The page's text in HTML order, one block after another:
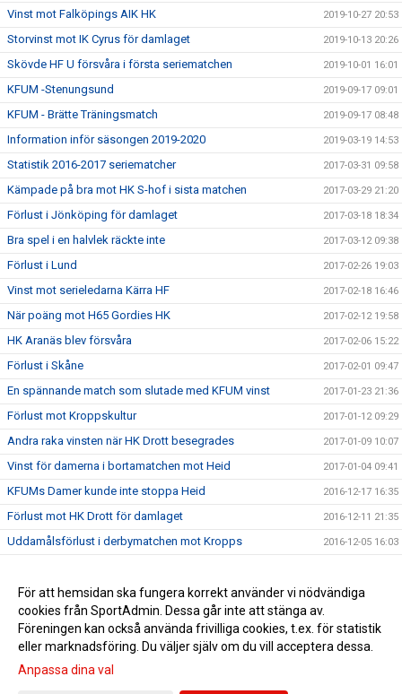
Vinst mot Falköpings AIK HK 2019-10-27 20:53
Storvinst mot IK Cyrus för damlaget 2019-10-13 20:26
Skövde HF U försvåra i första seriematchen 2019-10-01 16:01
KFUM -Stenungsund 2019-09-17 09:01
KFUM - Brätte Träningsmatch 2019-09-17 08:48
Information inför säsongen 2019-2020 2019-03-19 14:53
Statistik 2016-2017 seriematcher 2017-03-31 09:58
Kämpade på bra mot HK S-hof i sista matchen 2017-03-29 21:20
Förlust i Jönköping för damlaget 2017-03-18 18:34
Bra spel i en halvlek räckte inte 2017-03-12 09:38
Förlust i Lund 2017-02-26 19:03
Vinst mot serieledarna Kärra HF 2017-02-18 16:46
När poäng mot H65 Gordies HK 2017-02-12 19:58
HK Aranäs blev försvåra 2017-02-06 15:22
Förlust i Skåne 2017-02-01 09:47
En spännande match som slutade med KFUM vinst 2017-01-23 21:36
Förlust mot Kroppskultur 2017-01-12 09:29
Andra raka vinsten när HK Drott besegrades 2017-01-09 10:07
Vinst för damerna i bortamatchen mot Heid 2017-01-04 09:41
KFUMs Damer kunde inte stoppa Heid 2016-12-17 16:35
Förlust mot HK Drott för damlaget 2016-12-11 21:35
Uddamålsförlust i derbymatchen mot Kropps 2016-12-05 16:03
Damerna föll borta mot HK Aranäs 2016-11-15 15:28
HK Farmen försvåra för damlaget 2016-10-22 20:39
För att hemsidan ska fungera korrekt använder vi nödvändiga
cookies från SportAdmin. Dessa går inte att stänga av.
Föreningen kan också använda frivilliga cookies, t.ex. för statistik
eller marknadsföring. Du väljer själv om du vill acceptera dessa.
Anpassa dina val